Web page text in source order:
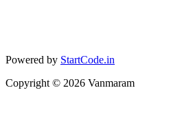
Powered by StartCode.in
Copyright © 2026 Vanmaram